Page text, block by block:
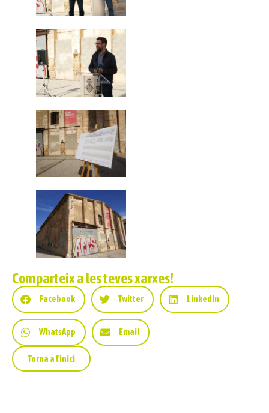
Comparteix a les teves xarxes!
Facebook Twitter LinkedIn
WhatsApp Email
Torna a l'inici